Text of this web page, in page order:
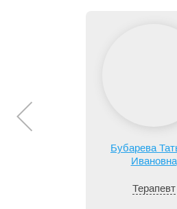
Бубарева
Ивановна
Терапевт